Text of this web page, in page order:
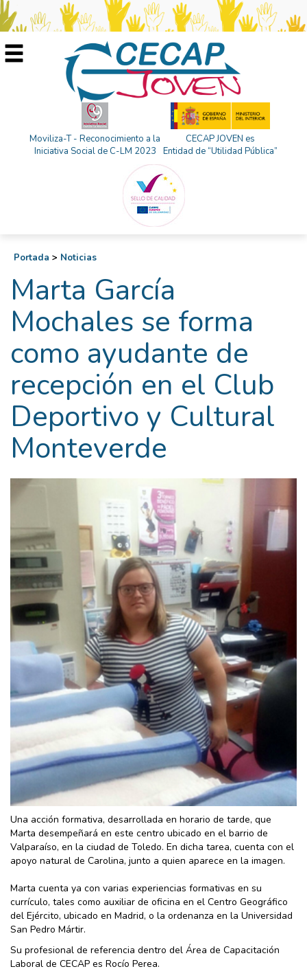
Moviliza-T - Reconocimiento a la
Iniciativa Social de C-LM 2023
CECAP JOVEN es
Entidad de “Utilidad Pública”
Portada > Noticias
Marta García
Mochales se forma
como ayudante de
recepción en el Club
Deportivo y Cultural
Monteverde
Una acción formativa, desarrollada en horario de tarde, que
Marta desempeñará en este centro ubicado en el barrio de
Valparaíso, en la ciudad de Toledo. En dicha tarea, cuenta con el
apoyo natural de Carolina, junto a quien aparece en la imagen.
Marta cuenta ya con varias experiencias formativas en su
currículo, tales como auxiliar de oficina en el Centro Geográfico
del Ejército, ubicado en Madrid, o la ordenanza en la Universidad
San Pedro Mártir.
Su profesional de referencia dentro del Área de Capacitación
Laboral de CECAP es Rocío Perea.